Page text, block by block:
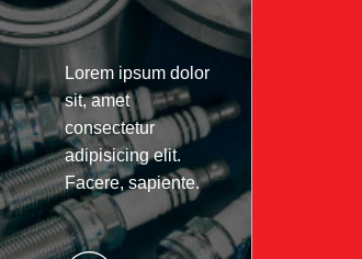
Lorem ipsum dolor
sit, amet
consectetur
adipisicing elit.
Facere, sapiente.